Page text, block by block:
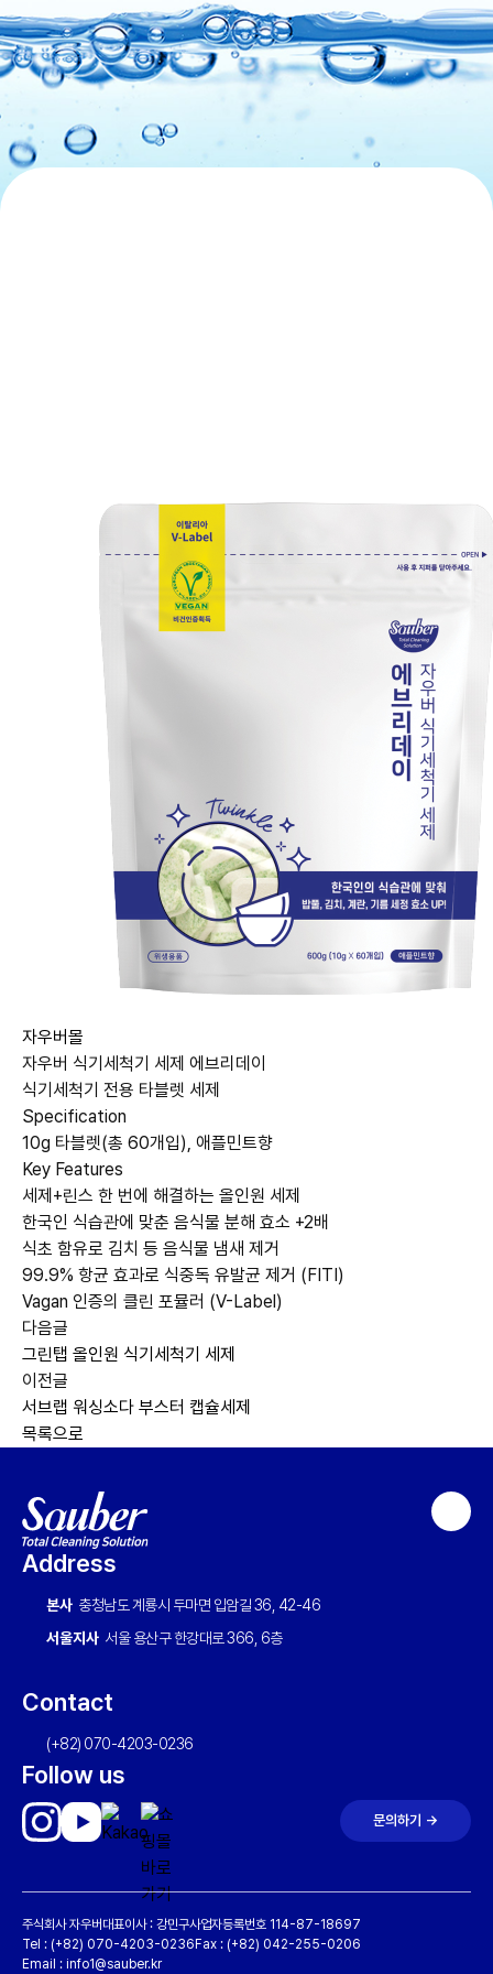
자우버몰
자우버 식기세척기 세제 에브리데이
식기세척기 전용 타블렛 세제
Specification
10g 타블렛(총 60개입), 애플민트향
Key Features
세제+린스 한 번에 해결하는 올인원 세제
한국인 식습관에 맞춘 음식물 분해 효소 +2배
식초 함유로 김치 등 음식물 냄새 제거
99.9% 항균 효과로 식중독 유발균 제거 (FITI)
Vagan 인증의 클린 포뮬러 (V-Label)
다음글
그린탭 올인원 식기세척기 세제
이전글
서브랩 워싱소다 부스터 캡슐세제
목록으로
Address
본사 충청남도 계룡시 두마면 입암길 36, 42-46
서울지사 서울 용산구 한강대로 366, 6층
Contact
(+82) 070-4203-0236
문의하기 →
Follow us
주식회사 자우버 대표이사 : 강민구사업자등록번호 114-87-18697
Tel : (+82) 070-4203-0236 Fax : (+82) 042-255-0206
Email : info1@sauber.kr
상